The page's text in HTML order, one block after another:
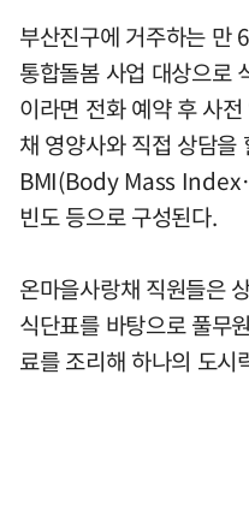
부산진구에 거주하는 만
통합돌봄 사업 대상으로
이라면 전화 예약 후 사
채 영양사와 직접 상담을
BMI(Body Mass
빈도 등으로 구성된다.
온마을사랑채 직원들은
식단표를 바탕으로 풀무
료를 조리해 하나의 도시